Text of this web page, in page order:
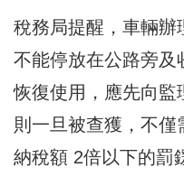
稅務局提醒，車輛辦
不能停放在公路旁及
恢復使用，應先向監
則一旦被查獲，不
納稅額 2倍以下的罰